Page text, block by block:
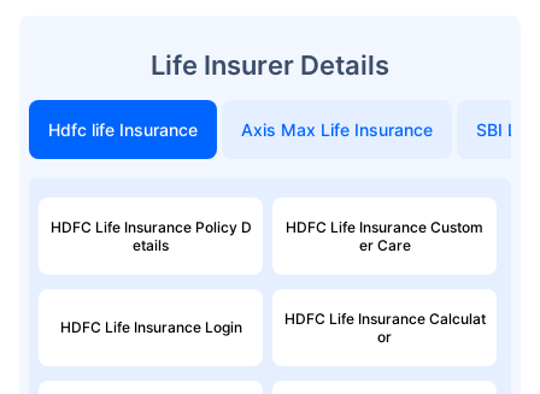
Life Insurer Details
Hdfc life Insurance Axis Max Life Insurance SBI
HDFC Life Insurance Policy D
etails
HDFC Life Insurance Custom
er Care
HDFC Life Insurance Login
HDFC Life Insurance Calculat
or